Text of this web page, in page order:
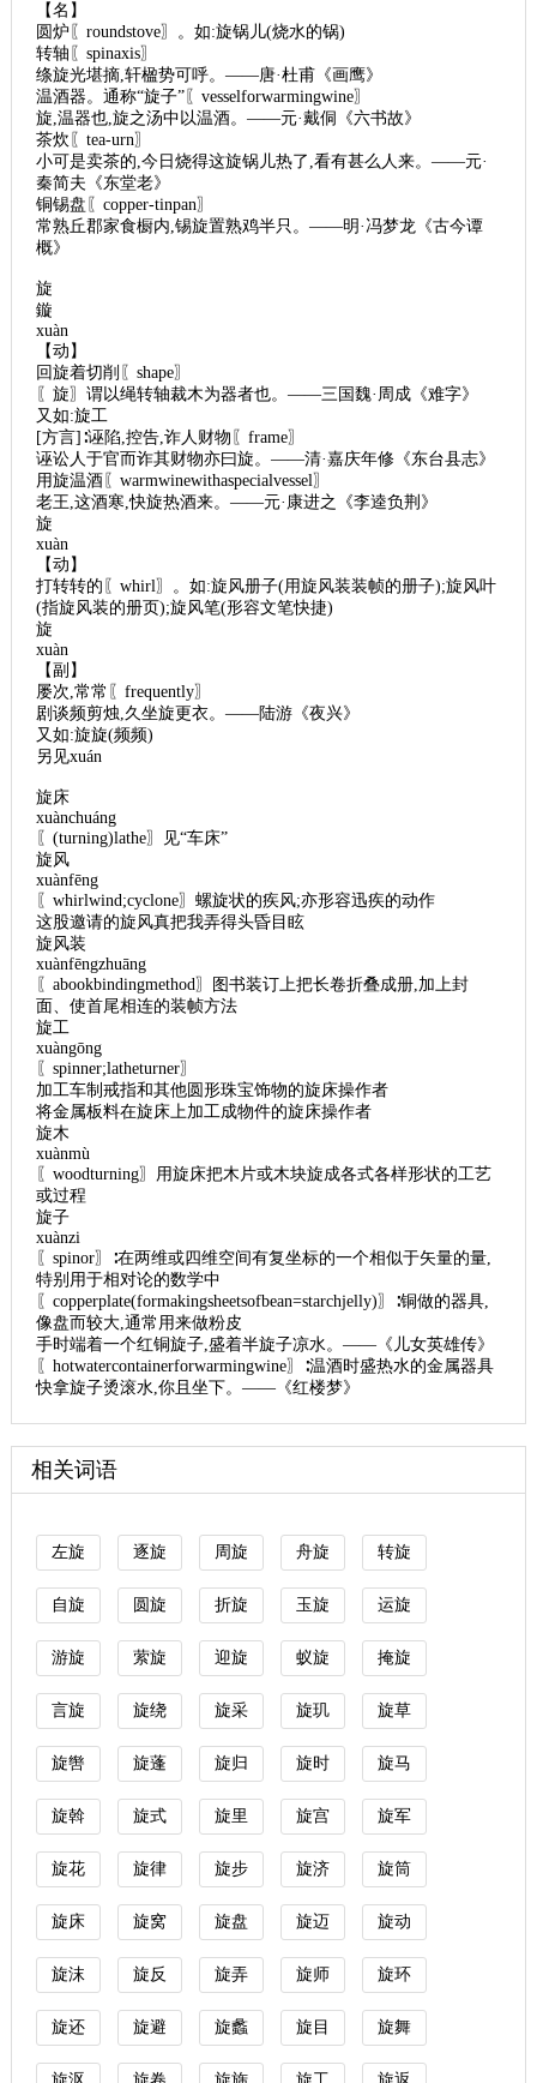
【名】
圆炉〖roundstove〗。如:旋锅儿(烧水的锅)
转轴〖spinaxis〗
绦旋光堪摘,轩楹势可呼。——唐·杜甫《画鹰》
温酒器。通称“旋子”〖vesselforwarmingwine〗
旋,温器也,旋之汤中以温酒。——元·戴侗《六书故》
茶炊〖tea-urn〗
小可是卖茶的,今日烧得这旋锅儿热了,看有甚么人来。——元·
秦简夫《东堂老》
铜锡盘〖copper-tinpan〗
常熟丘郡家食橱内,锡旋置熟鸡半只。——明·冯梦龙《古今谭
概》
旋
鏇
xuàn
【动】
回旋着切削〖shape〗
〖旋〗谓以绳转轴裁木为器者也。——三国魏·周成《难字》
又如:旋工
[方言]∶诬陷,控告,诈人财物〖frame〗
诬讼人于官而诈其财物亦曰旋。——清·嘉庆年修《东台县志》
用旋温酒〖warmwinewithaspecialvessel〗
老王,这酒寒,快旋热酒来。——元·康进之《李逵负荆》
旋
xuàn
【动】
打转转的〖whirl〗。如:旋风册子(用旋风装装帧的册子);旋风叶
(指旋风装的册页);旋风笔(形容文笔快捷)
旋
xuàn
【副】
屡次,常常〖frequently〗
剧谈频剪烛,久坐旋更衣。——陆游《夜兴》
又如:旋旋(频频)
另见xuán
旋床
xuànchuáng
〖(turning)lathe〗见“车床”
旋风
xuànfēng
〖whirlwind;cyclone〗螺旋状的疾风;亦形容迅疾的动作
这股邀请的旋风真把我弄得头昏目眩
旋风装
xuànfēngzhuāng
〖abookbindingmethod〗图书装订上把长卷折叠成册,加上封
面、使首尾相连的装帧方法
旋工
xuàngōng
〖spinner;latheturner〗
加工车制戒指和其他圆形珠宝饰物的旋床操作者
将金属板料在旋床上加工成物件的旋床操作者
旋木
xuànmù
〖woodturning〗用旋床把木片或木块旋成各式各样形状的工艺
或过程
旋子
xuànzi
〖spinor〗∶在两维或四维空间有复坐标的一个相似于矢量的量,
特别用于相对论的数学中
〖copperplate(formakingsheetsofbean=starchjelly)〗∶铜做的器具,
像盘而较大,通常用来做粉皮
手时端着一个红铜旋子,盛着半旋子凉水。——《儿女英雄传》
〖hotwatercontainerforwarmingwine〗∶温酒时盛热水的金属器具
快拿旋子烫滚水,你且坐下。——《红楼梦》
相关词语
左旋 逐旋 周旋 舟旋 转旋
自旋 圆旋 折旋 玉旋 运旋
游旋 萦旋 迎旋 蚁旋 掩旋
言旋 旋绕 旋采 旋玑 旋草
旋辔 旋蓬 旋归 旋时 旋马
旋斡 旋式 旋里 旋宫 旋军
旋花 旋律 旋步 旋济 旋筒
旋床 旋窝 旋盘 旋迈 旋动
旋沫 旋反 旋弄 旋师 旋环
旋还 旋避 旋蠡 旋目 旋舞